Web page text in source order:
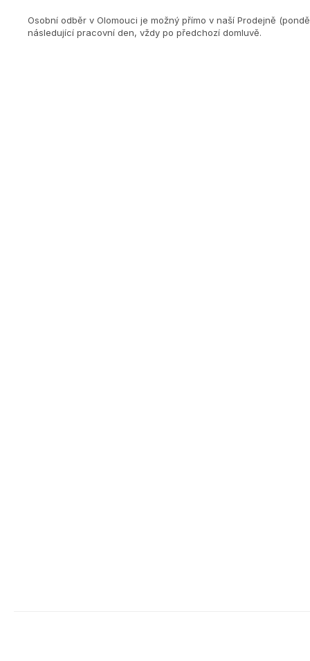
Osobní odběr v Olomouci je možný přímo v naší Prodejně
následující pracovní den, vždy po předchozí domluvě.